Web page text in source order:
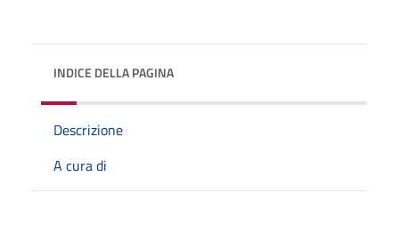
INDICE DELLA PAGINA
Descrizione
A cura di